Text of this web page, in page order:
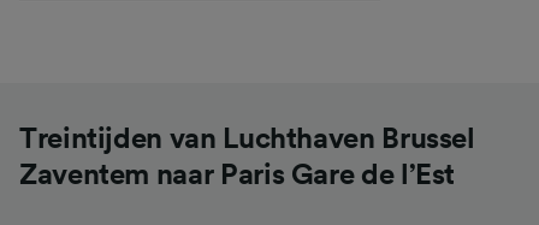
Treintijden van Luchthaven Brussel
Zaventem naar Paris Gare de l’Est